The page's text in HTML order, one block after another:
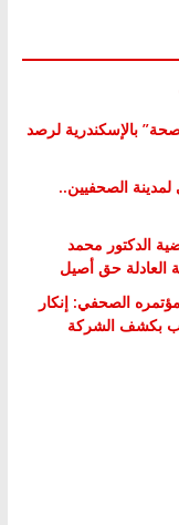
بالإسكندرية لرصد
لمدينة الصحفيين..
الدكتور محمد
العادلة حق أصيل
الصحفي: إنكار
بكشف الشركة